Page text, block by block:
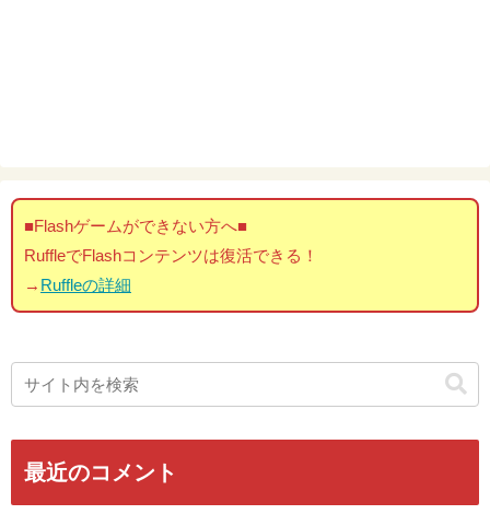
■Flashゲームができない方へ■
RuffleでFlashコンテンツは復活できる！
→ Ruffleの詳細
最近のコメント